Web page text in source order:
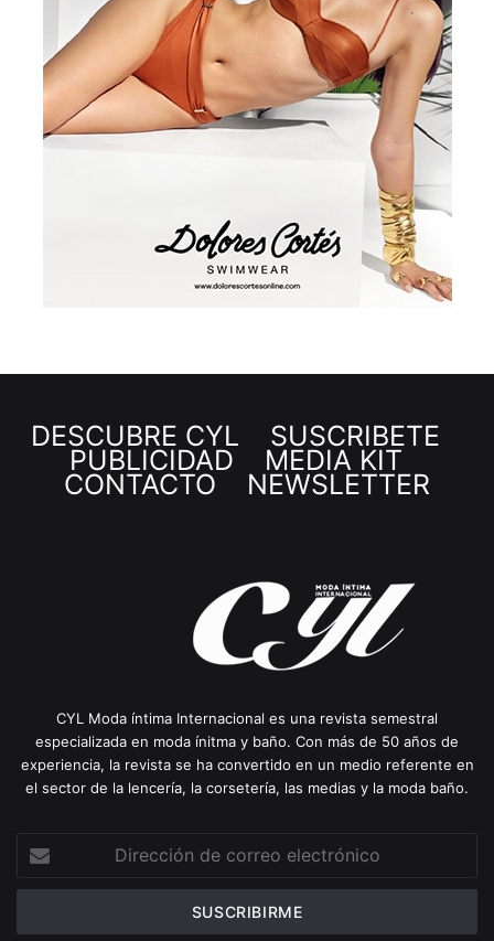
DESCUBRE CYL SUSCRÍBETE
PUBLICIDAD MEDIA KIT
CONTACTO NEWSLETTER
CYL Moda íntima Internacional es una revista semestral
especializada en moda ínitma y baño. Con más de 50 años de
experiencia, la revista se ha convertido en un medio referente en
el sector de la lencería, la corsetería, las medias y la moda baño.
de
correo